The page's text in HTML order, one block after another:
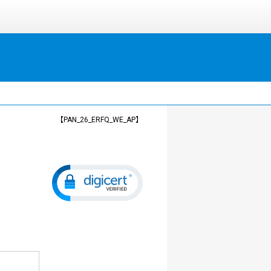
【PAN_26_ERFQ_WE_AP】